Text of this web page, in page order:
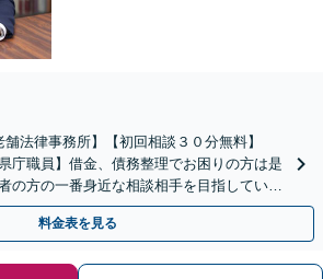
舗法律事務所】【初回相談３０分無料】
庁職員】借金、債務整理でお困りの方は是
の方の一番身近な相談相手を目指していま
料金表を見る